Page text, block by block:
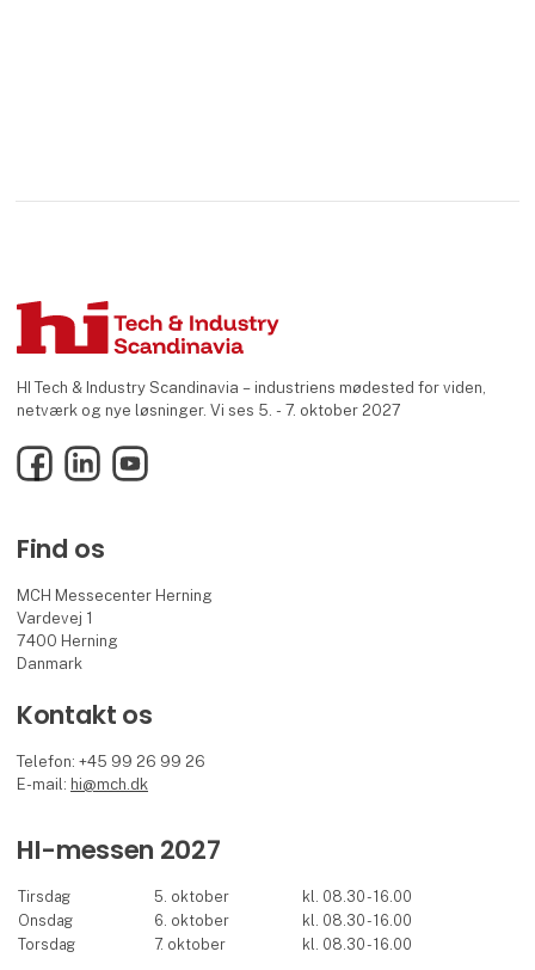
HI Tech & Industry Scandinavia – industriens mødested for viden,
netværk og nye løsninger. Vi ses 5. - 7. oktober 2027
FacebookLinkedInYouTube
Find os
MCH Messecenter Herning
Vardevej 1
7400 Herning
Danmark
Kontakt os
Telefon: +45 99 26 99 26
E-mail: hi@mch.dk
HI-messen 2027
Tirsdag 5. oktober
kl. 08.30 - 16.00
Onsdag
6. oktober
kl. 08.30 - 16.00
Torsdag
7. oktober kl. 08.30 - 16.00